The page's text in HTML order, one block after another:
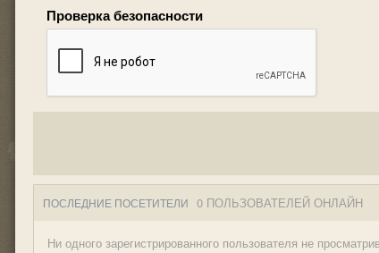
Проверка безопасности
ПОСЛЕДНИЕ ПОСЕТИТЕЛИ 0 ПОЛЬЗОВАТЕЛЕЙ ОНЛАЙН
Ни одного зарегистрированного пользователя не